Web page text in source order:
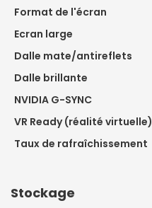
Format de l'écran
Ecran large
Dalle mate/antireflets
Dalle brillante
NVIDIA G-SYNC
VR Ready (réalité virtuelle)
Taux de rafraîchissement
Stockage